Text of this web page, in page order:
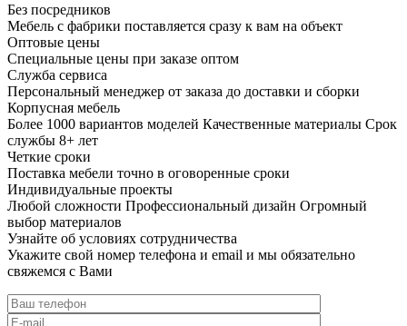
Без посредников
Мебель с фабрики поставляется сразу к вам на объект
Оптовые цены
Специальные цены при заказе оптом
Служба сервиса
Персональный менеджер от заказа до доставки и сборки
Корпусная мебель
Более 1000 вариантов моделей Качественные материалы Срок
службы 8+ лет
Четкие сроки
Поставка мебели точно в оговоренные сроки
Индивидуальные проекты
Любой сложности Профессиональный дизайн Огромный
выбор материалов
Узнайте об условиях сотрудничества
Укажите свой номер телефона и email и мы обязательно
свяжемся с Вами